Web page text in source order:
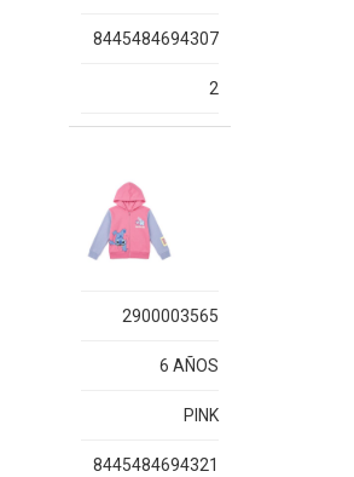
8445484694307
2
2900003565
6 AÑOS
PINK
8445484694321